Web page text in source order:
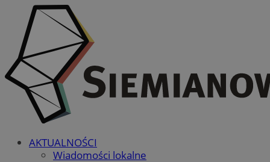
AKTUALNOŚCI
Wiadomości lokalne